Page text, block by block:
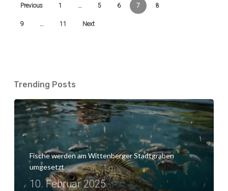
Previous 1 … 5 6 7 8
9 … 11 Next
Trending Posts
Fische werden am Wittenberger Stadtgraben
umgesetzt
10. Februar 2025